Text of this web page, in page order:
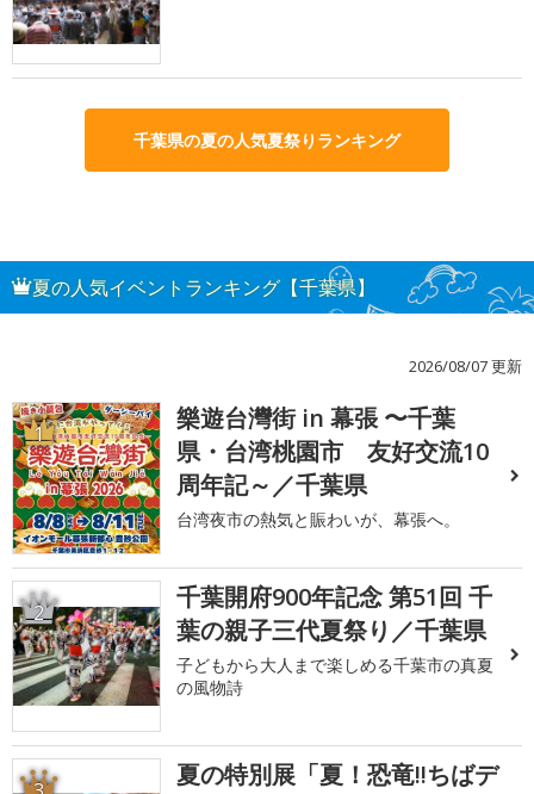
千葉県の夏の人気夏祭りランキング
夏の人気イベントランキング【千葉県】
2026/08/07 更新
1
樂遊台灣街 in 幕張 〜千葉
県・台湾桃園市 友好交流10
周年記～／千葉県
台湾夜市の熱気と賑わいが、幕張へ。
2
千葉開府900年記念 第51回 千
葉の親子三代夏祭り／千葉県
子どもから大人まで楽しめる千葉市の真夏
の風物詩
夏の特別展「夏！恐竜!!ちばデ